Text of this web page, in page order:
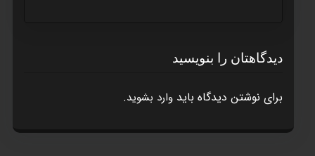
دیدگاهتان را بنویسید
برای نوشتن دیدگاه بایدوارد بشوید.